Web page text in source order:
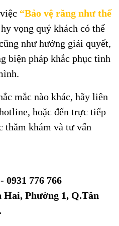
“Bảo vệ răng như thế
vọng quý khách có thể
như hướng giải quyết,
biện pháp khắc phục tình
mắc nào khác, hãy liên
hoặc đến trực tiếp
thăm khám và tư vấn
0931 776 766
Phường 1, Q.Tân